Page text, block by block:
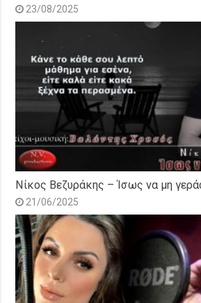
23/08/2025
Νίκος Βεζυράκης – Ίσως να μη
21/06/2025